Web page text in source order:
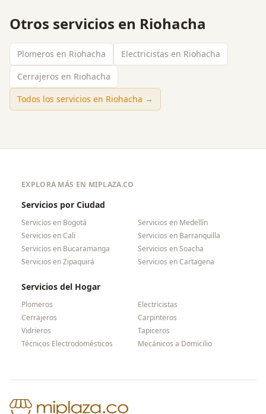
Otros servicios en Riohacha
Plomeros en Riohacha
Electricistas en Riohacha
Cerrajeros en Riohacha
Todos los servicios en Riohacha →
EXPLORA MÁS EN MIPLAZA.CO
Servicios por Ciudad
Servicios en Bogotá Servicios en Medellín
Servicios enCali Servicios en Barranquilla
Servicios en Bucaramanga Servicios enSoacha
Servicios enZipaquirá Servicios enCartagena
Servicios del Hogar
Plomeros
Electricistas
Cerrajeros
Carpinteros
Vidrieros
Tapiceros
Técnicos Electrodomésticos
Mecánicos a Domicilio